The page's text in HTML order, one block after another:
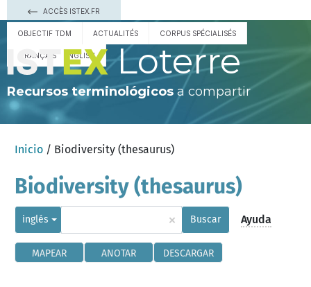
ACCÈS ISTEX.FR
OBJECTIF TDM ACTUALITÉS CORPUS SPÉCIALISÉS
FRANÇAIS ENGLISH Loterre
Recursos terminológicos a compartir
Inicio / Biodiversity (thesaurus)
Biodiversity (thesaurus)
inglés × Buscar Ayuda
MAPEAR ANOTAR DESCARGAR